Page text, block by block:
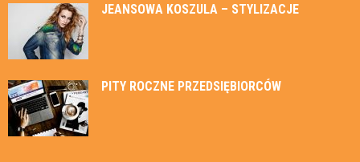
JEANSOWA KOSZULA – STYLIZACJE
PITY ROCZNE PRZEDSIĘBIORCÓW